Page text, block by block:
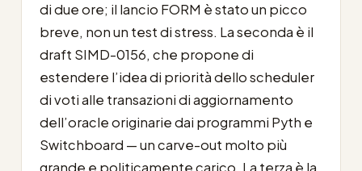
di due ore; il lancio FORM è stato un picco
breve, non un test di stress. La seconda è il
draft SIMD-0156, che propone di
estendere l’idea di priorità dello scheduler
di voti alle transazioni di aggiornamento
dell’oracle originarie dai programmi Pyth e
Switchboard — un carve-out molto più
grande e politicamente carico. La terza è la